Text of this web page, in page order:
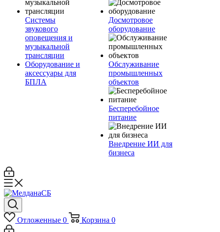
Системы
звукового
оповещения и
музыкальной
трансляции
Оборудование и
аксессуары для
БПЛА
Досмотровое
оборудование
Обслуживание
промышленных
объектов
Бесперебойное
питание
Внедрение ИИ для
бизнеса
Отложенные 0 Корзина 0